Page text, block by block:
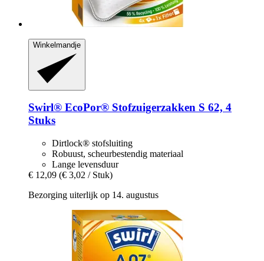
Winkelmandje
Swirl® EcoPor® Stofzuigerzakken S 62, 4
Stuks
Dirtlock® stofsluiting
Robuust, scheurbestendig materiaal
Lange levensduur
€ 12,09 (€ 3,02 / Stuk)
Bezorging uiterlijk op 14. augustus